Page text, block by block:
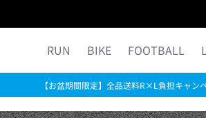
RUN BIKE FOOTBALL
【お盆期間限定】全品送料R×L負担キャン